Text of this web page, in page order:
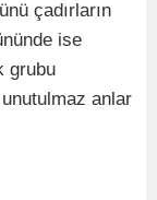
çadırların
ise
grubu
anlar